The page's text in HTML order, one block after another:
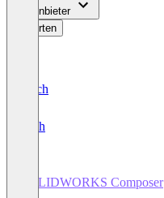
Für Anbieter
Bewerten
Deutsch
English
SOLIDWORKS Composer